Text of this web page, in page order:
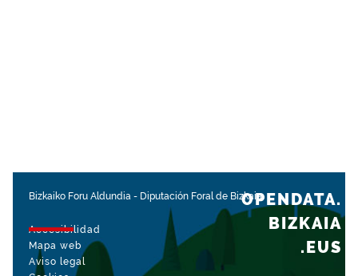
Bizkaiko Foru Aldundia - Diputación Foral de Bizkaia
Accesibilidad
Mapa web
Aviso legal
OPENDATA.
BIZKAIA
.EUS